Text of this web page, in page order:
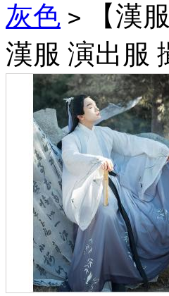
灰色 >
【漢
漢服 演出服